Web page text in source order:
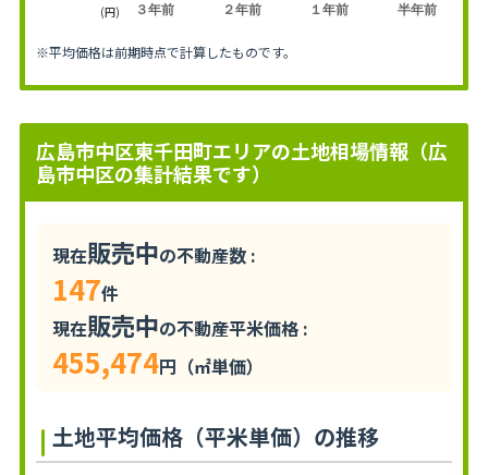
３年前 ２年前 １年前 半年前
(円)
※平均価格は前期時点で計算したものです。
広島市中区東千田町エリアの土地相場情報（広
島市中区の集計結果です）
現在販売中の不動産数 :
147件
現在販売中の不動産平米価格 :
455,474円（㎡単価）
土地平均価格（平米単価）の推移